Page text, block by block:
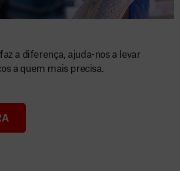
a diferença, ajuda-nos a levar
a quem mais precisa.